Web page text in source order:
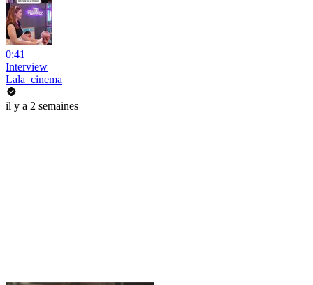
0:41
Interview
Lala_cinema
il y a 2 semaines